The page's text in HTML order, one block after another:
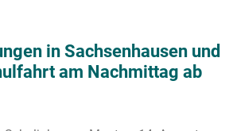
in Sachsenhausen und
am Nachmittag ab